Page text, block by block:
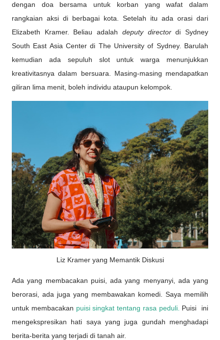
dengan doa bersama untuk korban yang wafat dalam
rangkaian aksi di berbagai kota. Setelah itu ada orasi dari
Elizabeth Kramer. Beliau adalah deputy directordi Sydney
South East Asia Center di The University of Sydney. Barulah
kemudian ada sepuluh slot untuk warga menunjukkan
kreativitasnya dalam bersuara. Masing-masing mendapatkan
giliran lima menit, boleh individu ataupun kelompok.
Liz Kramer yang Memantik Diskusi
Ada yang membacakan puisi, ada yang menyanyi, ada yang
berorasi, ada juga yang membawakan komedi. Saya memilih
untuk membacakan puisi singkat tentang rasa peduli. Puisi ini
mengekspresikan hati saya yang juga gundah menghadapi
berita-berita yang terjadi di tanah air.